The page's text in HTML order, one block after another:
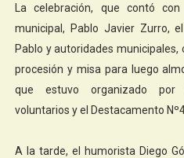
La celebración, que contó
municipal, Pablo Javier Zurro,
Pablo y autoridades
procesión y misa para luego
que estuvo organizado por
voluntarios y el Destacamento
A la tarde, el humorista Diego